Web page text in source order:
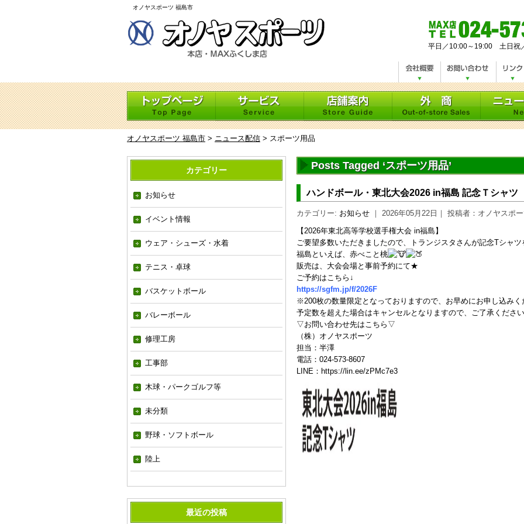
オノヤスポーツ 福島市
平日／10:00～19:00 土日祝
オノヤスポーツ 福島市 > ニュース配信 > スポーツ用品
カテゴリー
お知らせ
イベント情報
ウェア・シューズ・水着
テニス・卓球
バスケットボール
バレーボール
修理工房
工事部
木球・パークゴルフ等
未分類
野球・ソフトボール
陸上
最近の投稿
Posts Tagged ‘スポーツ用品’
ハンドボール・東北大会2026 in福島 記念Ｔシャツ
カテゴリー: お知らせ ｜ 2026年05月22日｜ 投稿者：オノヤスポ
【2026年東北高等学校選手権大会 in福島】
ご要望多数いただきましたので、トランジスタさんが記念Tシャツ
福島といえば、赤べこと桃
販売は、大会会場と事前予約にて★
ご予約はこちら↓
https://sgfm.jp/f/2026F
※200枚の数量限定となっておりますので、お早めにお申し込みく
予定数を超えた場合はキャンセルとなりますので、ご了承ください
▽お問い合わせ先はこちら▽
（株）オノヤスポーツ
担当：半澤
電話：024-573-8607
LINE： https://lin.ee/zPMc7e3